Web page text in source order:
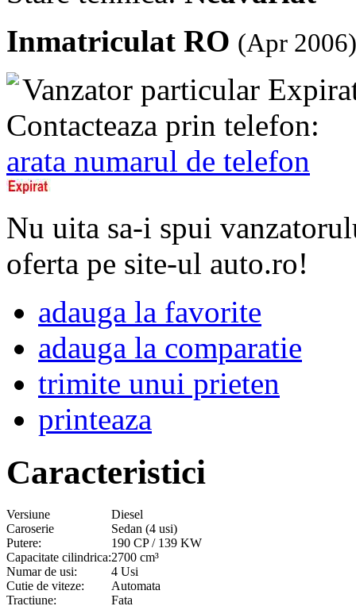
Inmatriculat RO (Apr 2006)
Vanzator particular
Contacteaza prin telefon:
arata numarul de telefon
Nu uita sa-i spui
oferta pe site-ul auto.ro!
adauga la favorite
adauga la comparatie
trimite unui prieten
printeaza
Caracteristici
Versiune
Diesel
Caroserie
Sedan (4 usi)
Putere:
190 CP / 139 KW
Capacitate cilindrica:2700 cm³
Numar de usi:
4 Usi
Cutie de viteze:
Automata
Tractiune:
Fata